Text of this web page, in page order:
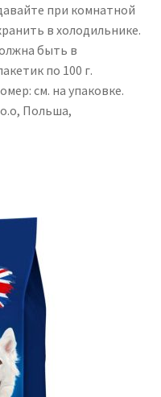
при комнатной
в холодильнике.
быть в
по 100 г.
см. на упаковке.
Польша,